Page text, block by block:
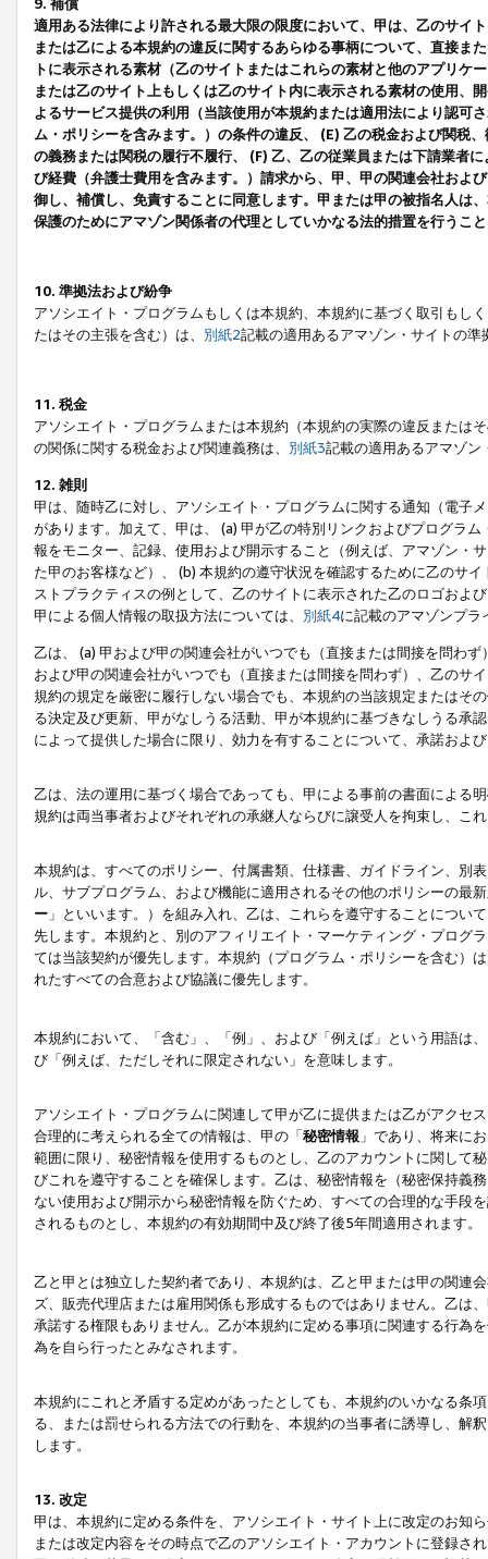
9. 補償
適用ある法律により許される最大限の限度において、甲は、乙のサイ
または乙による本規約の違反に関するあらゆる事柄について、直接ま
トに表示される素材（乙のサイトまたはこれらの素材と他のアプリ
または乙のサイト上もしくは乙のサイト内に表示される素材の使用、
よるサービス提供の利用（当該使用が本規約または適用法により認可
ム・ポリシーを含みます。）の条件の違反、 (E) 乙の税金および関税
の義務または関税の履行不履行、 (F) 乙、乙の従業員または下請業者
び経費（弁護士費用を含みます。）請求から、甲、甲の関連会社およ
御し、補償し、免責することに同意します。甲または甲の被指名人は
保護のためにアマゾン関係者の代理としていかなる法的措置を行うこ
10. 準拠法および紛争
アソシエイト・プログラムもしくは本規約、本規約に基づく取引もし
たはその主張を含む）は、 別紙2記載の適用あるアマゾン・サイトの
11. 税金
アソシエイト・プログラムまたは本規約（本規約の実際の違反または
の関係に関する税金および関連義務は、 別紙3記載の適用あるアマゾン
12. 雑則
甲は、随時乙に対し、アソシエイト・プログラムに関する通知（電子
があります。加えて、甲は、 (a) 甲が乙の特別リンクおよびプログラ
報をモニター、記録、使用および開示すること（例えば、アマゾン・
た甲のお客様など）、 (b) 本規約の遵守状況を確認するために乙のサ
ストプラクティスの例として、乙のサイトに表示された乙のロゴおよ
甲による個人情報の取扱方法については、 別紙4に記載のアマゾンプ
乙は、 (a) 甲および甲の関連会社がいつでも（直接または間接を問わ
および甲の関連会社がいつでも（直接または間接を問わず）、乙のサ
規約の規定を厳密に履行しない場合でも、本規約の当該規定またはそ
る決定及び更新、甲がなしうる活動、甲が本規約に基づきなしうる承
によって提供した場合に限り、効力を有することについて、承諾およ
乙は、法の運用に基づく場合であっても、甲による事前の書面による
規約は両当事者およびそれぞれの承継人ならびに譲受人を拘束し、こ
本規約は、すべてのポリシー、付属書類、仕様書、ガイドライン、別
ル、サブプログラム、および機能に適用されるその他のポリシーの最
ー 」といいます。）を組み入れ、乙は、これらを遵守することにつ
先します。本規約と、別のアフィリエイト・マーケティング・プログ
ては当該契約が優先します。本規約（プログラム・ポリシーを含む）
れたすべての合意および協議に優先します。
本規約において、「含む」、「例」、および「例えば」という用語は
び「例えば、ただしそれに限定されない」を意味します。
アソシエイト・プログラムに関連して甲が乙に提供または乙がアクセ
合理的に考えられる全ての情報は、甲の「秘密情報 」であり、将来に
範囲に限り、秘密情報を使用するものとし、乙のアカウントに関して
びこれを遵守することを確保します。乙は、秘密情報を（秘密保持義
ない使用および開示から秘密情報を防ぐため、すべての合理的な手段
されるものとし、本規約の有効期間中及び終了後5年間適用されます。
乙と甲とは独立した契約者であり、本規約は、乙と甲または甲の関連
ズ、販売代理店または雇用関係も形成するものではありません。乙は
承諾する権限もありません。乙が本規約に定める事項に関連する行為
為を自ら行ったとみなされます。
本規約にこれと矛盾する定めがあったとしても、本規約のいかなる条
る、または罰せられる方法での行動を、本規約の当事者に誘導し、解
します。
13. 改定
甲は、本規約に定める条件を、アソシエイト・サイト上に改定のお知
または改定内容をその時点で乙のアソシエイト・アカウントに登録さ